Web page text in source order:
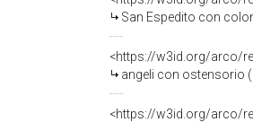
San Espedito con
<https://w3id.org/arco/
angeli con ostensorio
<https://w3id.org/arco/